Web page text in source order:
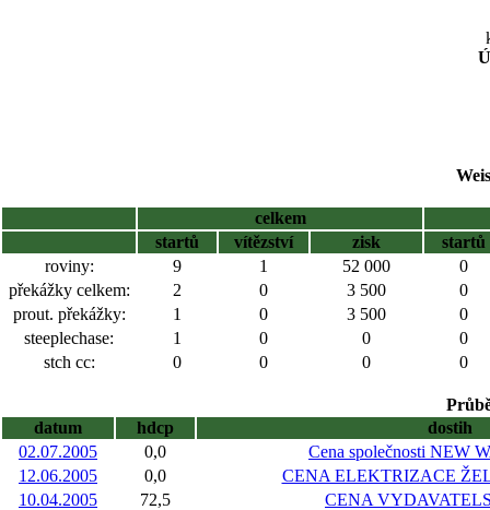
celkem
startů
vítězství zisk
startů
roviny:
9 1 52 000
0
překážky celkem:
2 0 3 500
0
prout. překážky:
1 0 3 500
0
steeplechase:
1 0 0
0
stch cc:
0 0 0 0
datum
hdcp
dostih
02.07.2005
0,0
Cena společnosti NEW
12.06.2005
0,0
CENA ELEKTRIZACE
10.04.2005
72,5
CENA